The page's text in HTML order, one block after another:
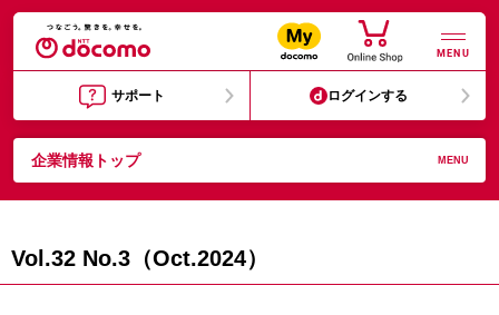
MENU
サポート ログインする
企業情報トップ MENU
Vol.32 No.3（Oct.2024）